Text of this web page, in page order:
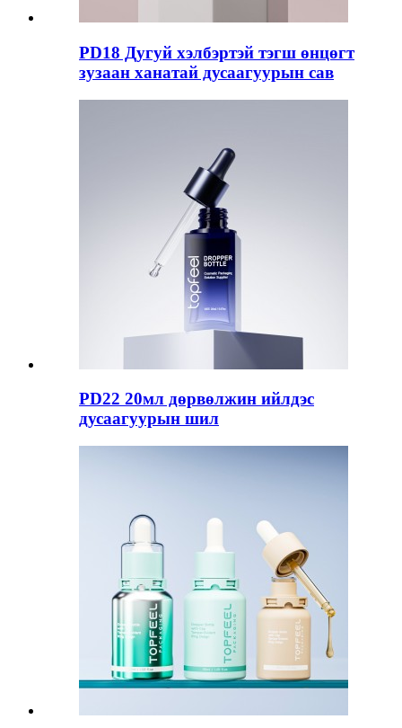
PD18 Дугуй хэлбэртэй тэгш өнцөгт
зузаан ханатай дусаагуурын сав
PD22 20мл дөрвөлжин ийлдэс
дусаагуурын шил